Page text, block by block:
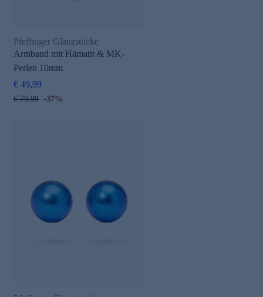
Pfeffinger Glanzstücke
Armband mit Hämatit & MK-
Perlen 10mm
€ 49,99
€ 79,99 -37%